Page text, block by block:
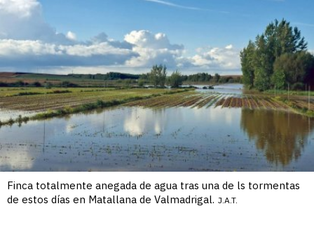
Finca totalmente anegada de agua tras una de ls tormentas
de estos días en Matallana de Valmadrigal. J.A.T.